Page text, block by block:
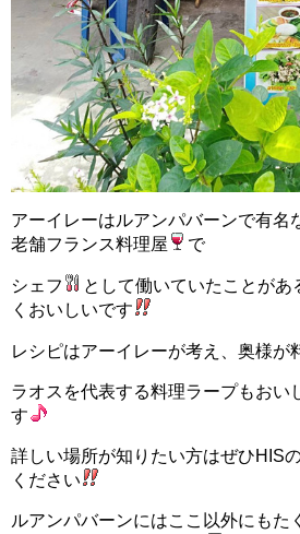
アーイレーはルアンパバーンで有名
老舗フランス料理屋
で
シェフ
として働いていたことが
くおいしいです
レシピはアーイレーが考え、奥様が
ラオスを代表する料理ラープもおい
す
詳しい場所が知りたい方はぜひHIS
ください
ルアンパバーンにはここ以外にもた